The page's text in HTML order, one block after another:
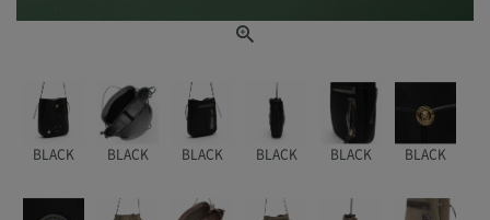
BLACK BLACK BLACK BLACK BLACK BLACK